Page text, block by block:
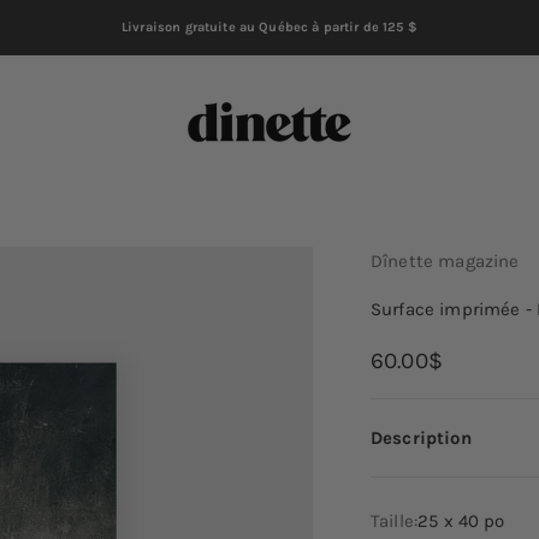
Livraison gratuite au Québec à partir de 125 $
Dînette magazine
Dînette magazine
Surface imprimée -
Prix de vente
60.00$
Description
Taille:25 x 40 po